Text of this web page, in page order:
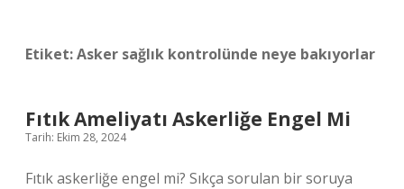
Etiket:Asker sağlık kontrolünde neye bakıyorlar
Fıtık Ameliyatı Askerliğe Engel Mi
Tarih: Ekim 28, 2024
Fıtık askerliğe engel mi? Sıkça sorulan bir soruya